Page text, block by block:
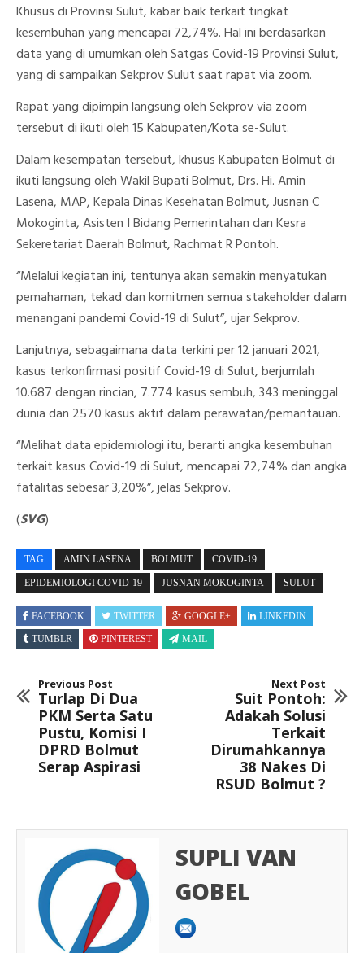
Khusus di Provinsi Sulut, kabar baik terkait tingkat
kesembuhan yang mencapai 72,74%. Hal ini berdasarkan
data yang di umumkan oleh Satgas Covid-19 Provinsi Sulut,
yang di sampaikan Sekprov Sulut saat rapat via zoom.
Rapat yang dipimpin langsung oleh Sekprov via zoom
tersebut di ikuti oleh 15 Kabupaten/Kota se-Sulut.
Dalam kesempatan tersebut, khusus Kabupaten Bolmut di
ikuti langsung oleh Wakil Bupati Bolmut, Drs. Hi. Amin
Lasena, MAP, Kepala Dinas Kesehatan Bolmut, Jusnan C
Mokoginta, Asisten I Bidang Pemerintahan dan Kesra
Sekeretariat Daerah Bolmut, Rachmat R Pontoh.
“Melalui kegiatan ini, tentunya akan semakin menyatukan
pemahaman, tekad dan komitmen semua stakeholder dalam
menangani pandemi Covid-19 di Sulut”, ujar Sekprov.
Lanjutnya, sebagaimana data terkini per 12 januari 2021,
kasus terkonfirmasi positif Covid-19 di Sulut, berjumlah
10.687 dengan rincian, 7.774 kasus sembuh, 343 meninggal
dunia dan 2570 kasus aktif dalam perawatan/pemantauan.
“Melihat data epidemiologi itu, berarti angka kesembuhan
terkait kasus Covid-19 di Sulut, mencapai 72,74% dan angka
fatalitas sebesar 3,20%”, jelas Sekprov.
(SVG)
TAG AMIN LASENA BOLMUT COVID-19
EPIDEMIOLOGI COVID-19 JUSNAN MOKOGINTA SULUT
FACEBOOK TWITTER GOOGLE+
LINKEDIN
TUMBLR
PINTEREST MAIL
Previous Post
Turlap Di Dua
PKM Serta Satu
Pustu, Komisi I
DPRD Bolmut
Serap Aspirasi
Next Post
Suit Pontoh:
Adakah Solusi
Terkait
Dirumahkannya
38 Nakes Di
RSUD Bolmut ?
SUPLI VAN
GOBEL